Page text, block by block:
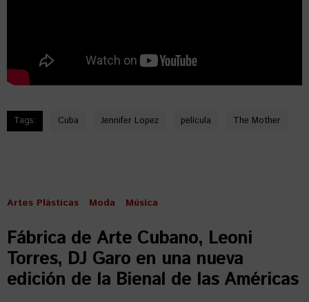
Tags: Cuba Jennifer Lopez película The Mother
Artes Plásticas Moda Música
Fábrica de Arte Cubano, Leoni
Torres, DJ Garo en una nueva
edición de la Bienal de las Américas